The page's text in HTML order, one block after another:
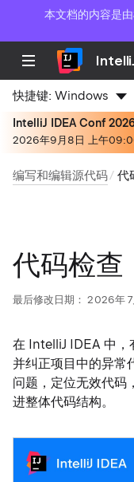
本文档的内容是
快捷键:Windows
IntelliJ IDEA Conf
2026年9月8日 上午
编写和编辑源代码 代
代码检查
最后修改日期： 2026年 7
在 IntelliJ IDEA 中，
并纠正项目中的异常
问题，定位无效代码
进整体代码结构。